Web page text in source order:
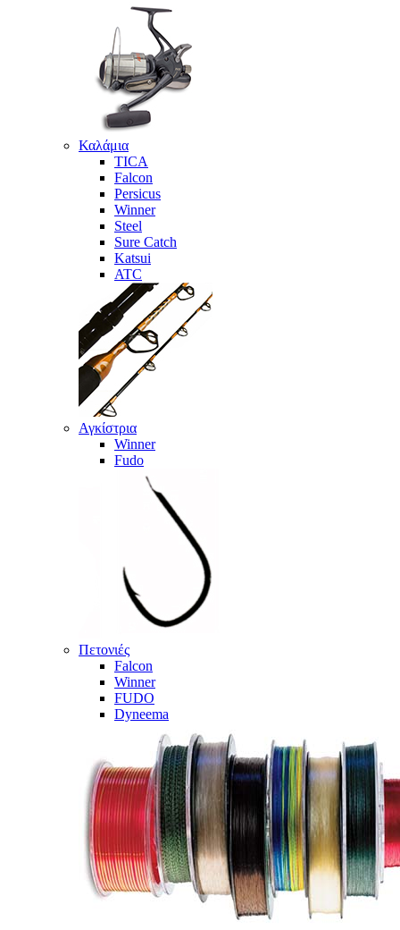
Καλάμια
TICA
Falcon
Persicus
Winner
Steel
Sure Catch
Katsui
ATC
Αγκίστρια
Winner
Fudo
Πετονιές
Falcon
Winner
FUDO
Dyneema